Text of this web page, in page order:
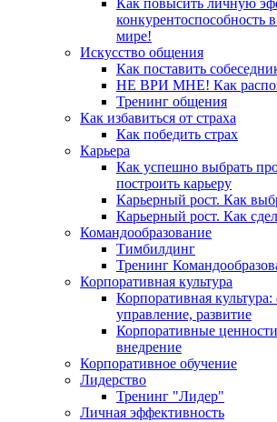
Как повысить личную
конкурентоспособность
мире!
Искусство общения
Как поставить
НЕ ВРИ МНЕ! Как
Тренинг общения
Как избавиться от страха
Как победить страх
Карьера
Как успешно выбрать
построить карьеру
Карьерный рост. Как
Карьерный рост. Как
Командообразование
Тимбилдинг
Тренинг
Корпоративная культура
Корпоративная
управление, развитие
Корпоративные
внедрение
Корпоративное обучение
Лидерство
Тренинг "Лидер"
Личная эффективность